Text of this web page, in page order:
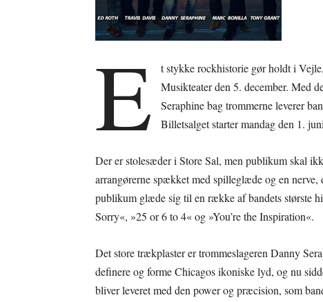
E
t stykke rockhistorie gør holdt i
Musikteater den 5. december. Med
Seraphine bag trommerne leverer
Billetsalget starter mandag den 1.
Der er stolesæder i Store Sal, men publikum skal
arrangørerne spækket med spilleglæde og en
publikum glæde sig til en række af bandets største
Sorry«, »25 or 6 to 4« og »You’re the Inspiration«.
Det store trækplaster er trommeslageren Danny
definere og forme Chicagos ikoniske lyd, og nu
bliver leveret med den power og præcision, som